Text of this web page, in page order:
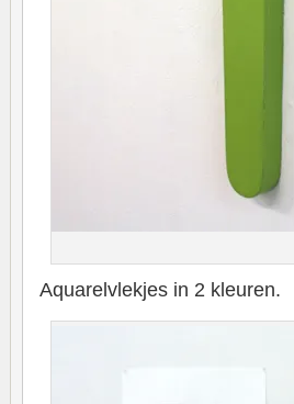
Aquarelvlekjes in 2 kleuren.